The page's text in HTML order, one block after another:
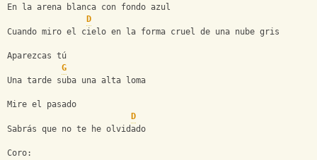
En la arena blanca con fondo azul
D
Cuando miro el cielo en la forma cruel de una nube gris
Aparezcas tú
G
Una tarde suba una alta loma
Mire el pasado
D
Sabrás que no te he olvidado
Coro: